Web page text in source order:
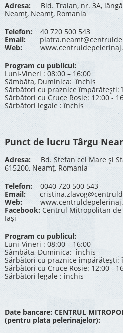
Adresa: Bld. Traian, nr. 3A,
Neamț, Neamț, Romania
Telefon:40 720 500 543
Email:
Web:
Program cu publicul:
Luni-Vineri : 08:00 – 16:00
Sâmbăta, Duminica: închis
Sărbători cu praznice împărătești:
Sărbători cu Cruce Rosie: 12:00 -
Sărbători legale : închis
Punct de lucru Târgu
Adresa: Bd. Stefan cel Mare și
615200, Neamț, Romania
Telefon: 0040 720 500 543
Email:
Web:
Facebook: Centrul Mitropolitan de
Iași
Program cu publicul:
Luni-Vineri : 08:00 – 16:00
Sâmbăta, Duminica: închis
Sărbători cu praznice împărătești:
Sărbători cu Cruce Rosie: 12:00 -
Sărbători legale : închis
Date bancare: CENTRUL
(pentru plata pelerinajelor):